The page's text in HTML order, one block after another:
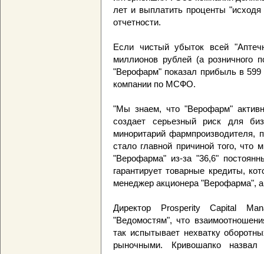
лет и выплатить проценты "исходя
отчетности.
Если чистый убыток всей
миллионов рублей (а розничного
"Верофарм" показал прибыль в 599
компании по МСФО.
"Мы знаем, что "Верофарм"
создает серьезный риск для
миноритарий фармпроизводителя,
стало главной причиной того,
"Верофарма" из-за "36,6"
гарантирует товарные кредиты,
менеджер акционера "Верофарма",
Директор Prosperity Capital
"Ведомостям", что
так испытывает нехватку
рыночными. Кривошапко назвал